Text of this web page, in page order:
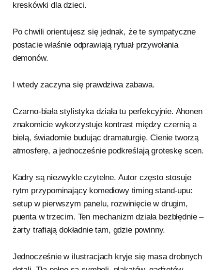
kreskówki dla dzieci.
Po chwili orientujesz się jednak, że te sympatyczne
postacie właśnie odprawiają rytuał przywołania
demonów.
I wtedy zaczyna się prawdziwa zabawa.
Czarno-biała stylistyka działa tu perfekcyjnie. Ahonen
znakomicie wykorzystuje kontrast między czernią a
bielą, świadomie budując dramaturgię. Cienie tworzą
atmosferę, a jednocześnie podkreślają groteskę scen.
Kadry są niezwykle czytelne. Autor często stosuje
rytm przypominający komediowy timing stand-upu:
setup w pierwszym panelu, rozwinięcie w drugim,
puenta w trzecim. Ten mechanizm działa bezbłędnie –
żarty trafiają dokładnie tam, gdzie powinny.
Jednocześnie w ilustracjach kryje się masa drobnych